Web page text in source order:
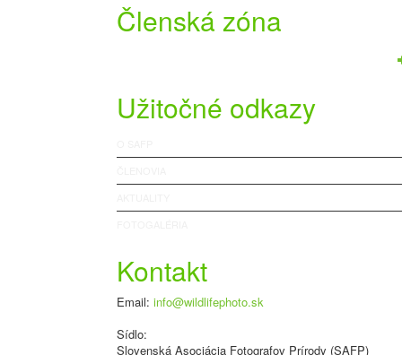
Členská zóna
Užitočné odkazy
Kontakt
Email: info@wildlifephoto.sk
Sídlo:
Slovenská Asociácia Fotografov Prírody (SAFP)